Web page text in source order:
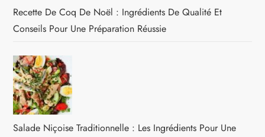
Recette De Coq De Noël : Ingrédients De Qualité Et
Conseils Pour Une Préparation Réussie
Salade Niçoise Traditionnelle : Les Ingrédients Pour Une